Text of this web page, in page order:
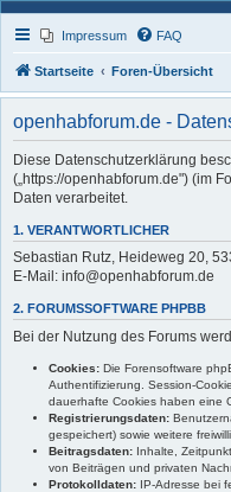
Impressum FAQ
Startseite Foren-Übersicht
openhabforum.de -
Diese Datenschutzerklärung
(„https://openhabforum.de") (im
Daten verarbeitet.
1. VERANTWORTLICHER
Sebastian Rutz, Heideweg 20,
E-Mail: info@openhabforum.de
2. FORUMSSOFTWARE PHPBB
Bei der Nutzung des Forums
Cookies: Die Forensoftware
Authentifizierung. Session-
dauerhafte Cookies haben eine
Registrierungsdaten:
gespeichert) sowie weitere
Beitragsdaten: Inhalte,
von Beiträgen und privaten
Protokolldaten: IP-Adresse bei